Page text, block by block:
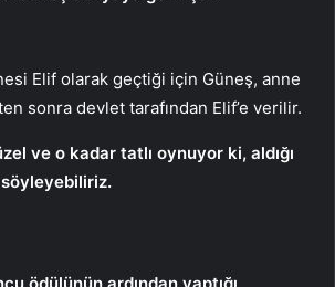
Elif olarak geçtiği için Güneş, anne
sonra devlet tarafından Elif’e verilir.
ve o kadar tatlı oynuyor ki, aldığı
ödülünün ardından yaptığı